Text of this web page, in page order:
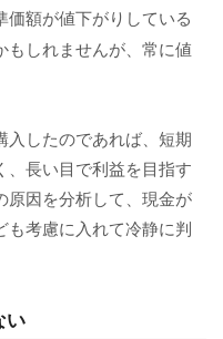
価額が値下がりしている
もしれませんが、常に値
入したのであれば、短期
、長い目で利益を目指す
原因を分析して、現金が
も考慮に入れて冷静に判
い